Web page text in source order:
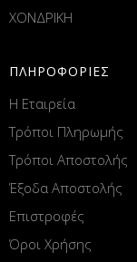
ΧΟΝΔΡΙΚΗ
ΠΛΗΡΟΦΟΡΙΕΣ
Η Εταιρεία
Τρόποι Πληρωμής
Τρόποι Αποστολής
Έξοδα Αποστολής
Επιστροφές
Όροι Χρήσης